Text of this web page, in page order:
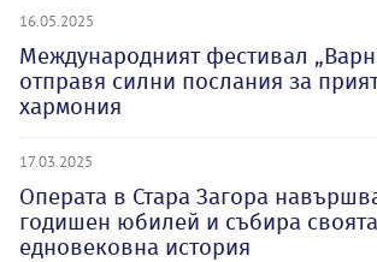
16.05.2025
Международният фестивал
отправя силни послания за
хармония
17.03.2025
Операта в Стара Загора
годишен юбилей и събира своята
едновековна история